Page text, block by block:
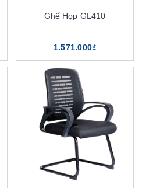
Ghế Họp GL410
1.571.000₫